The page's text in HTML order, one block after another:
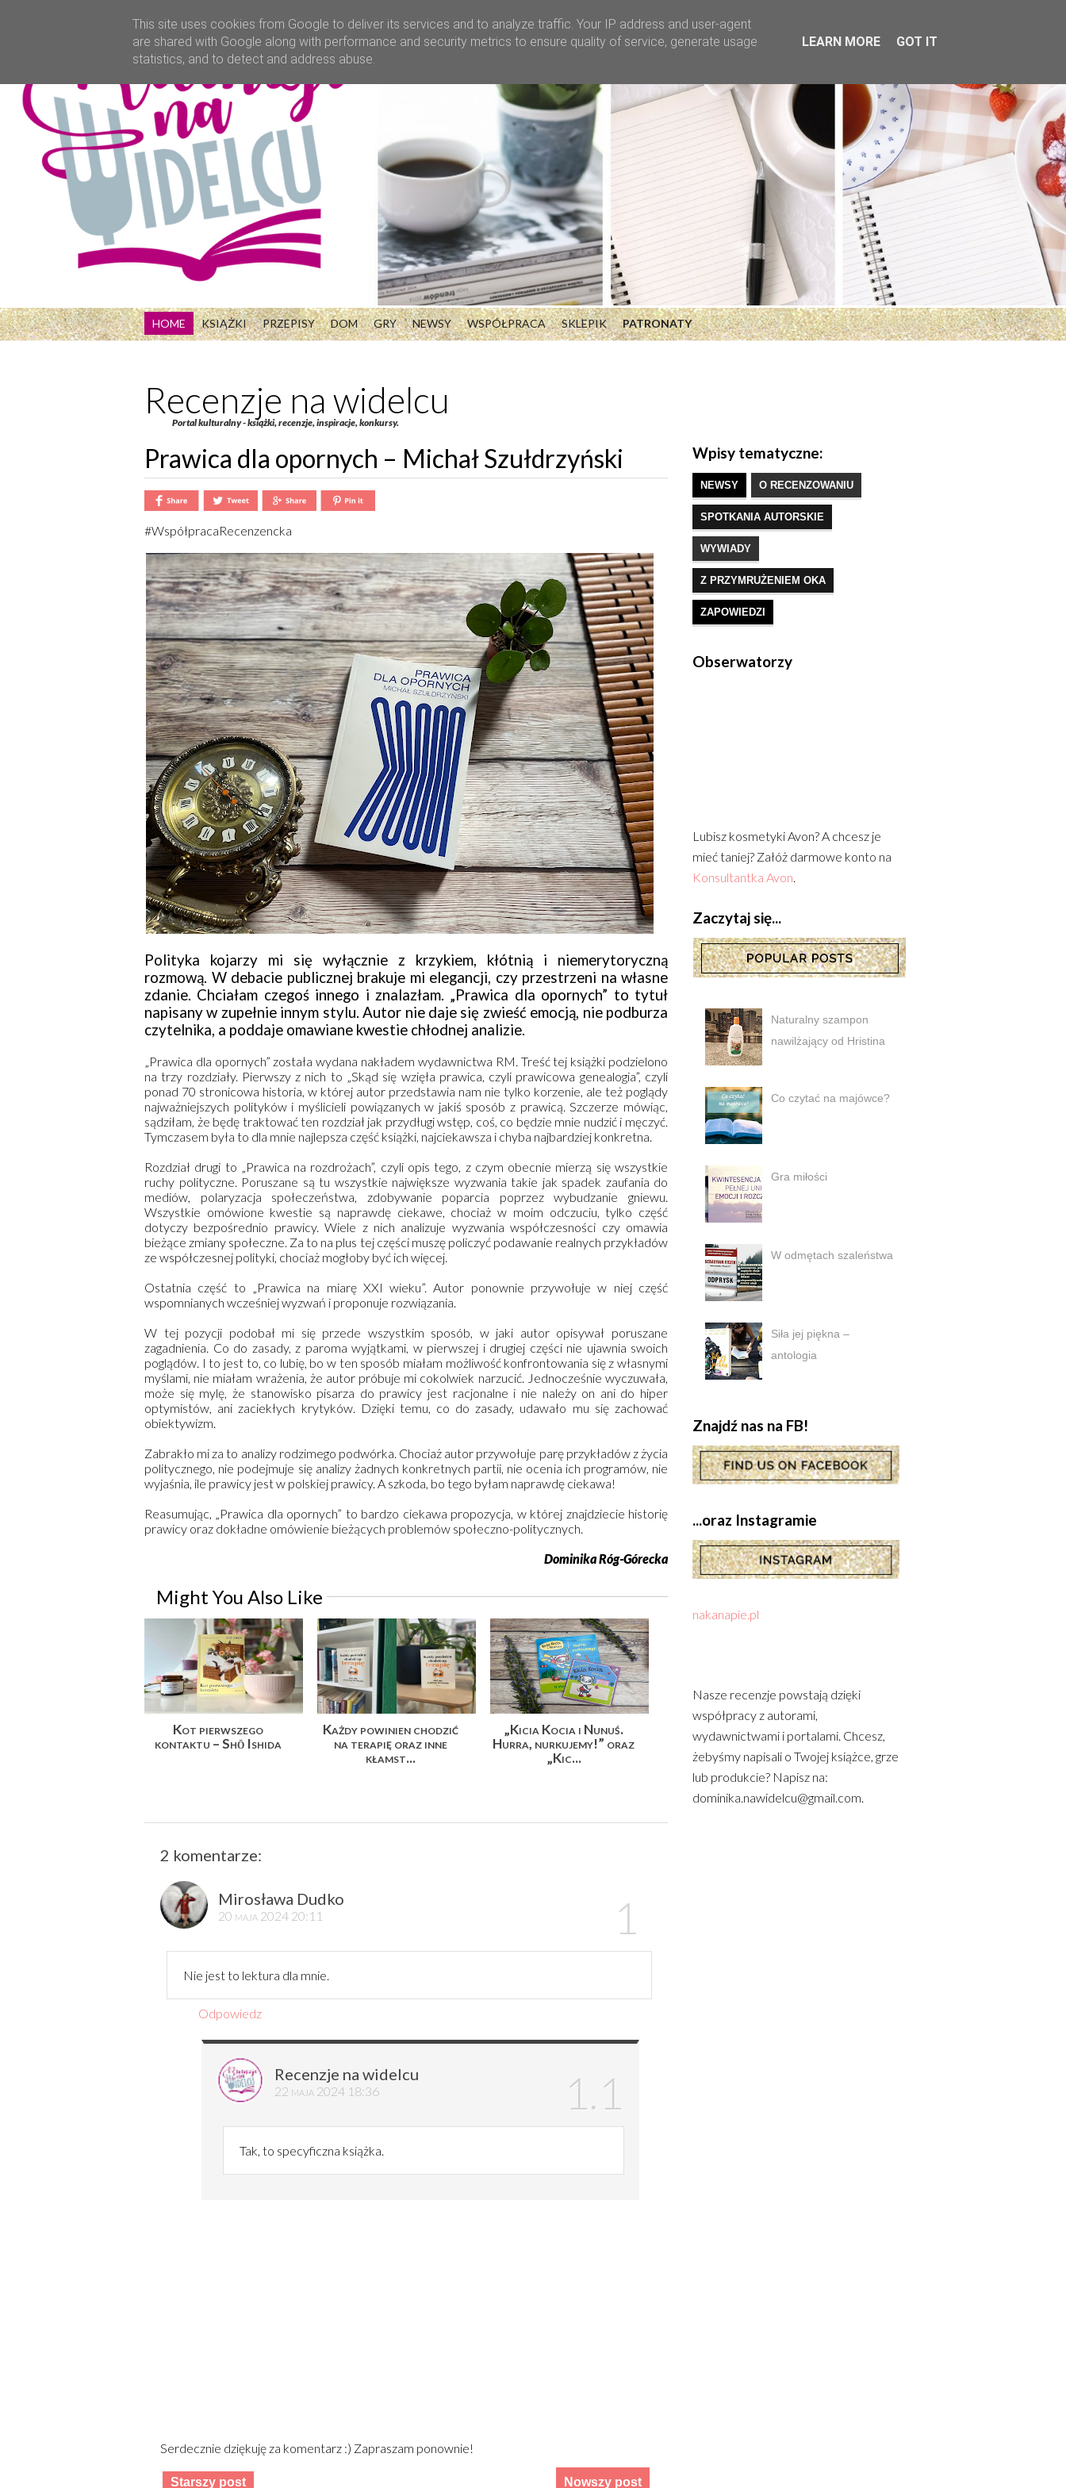
HOME KSIĄŻKI PRZEPISY DOM GRY NEWSY WSPÓŁPRACA SKLEPIK PATRONATY
Recenzje na widelcu
Portal kulturalny - książki, recenzje, inspiracje, konkursy.
Prawica dla opornych – Michał Szułdrzyński
#WspółpracaRecenzencka
Polityka kojarzy mi się wyłącznie z krzykiem, kłótnią i niemerytoryczną
rozmową. W debacie publicznej brakuje mi elegancji, czy przestrzeni na własne
zdanie. Chciałam czegoś innego i znalazłam. „Prawica dla opornych” to tytuł
napisany w zupełnie innym stylu. Autor nie daje się zwieść emocją, nie podburza
czytelnika, a poddaje omawiane kwestie chłodnej analizie.
„Prawica dla opornych” została wydana nakładem wydawnictwa RM. Treść tej książki podzielono
na trzy rozdziały. Pierwszy z nich to „Skąd się wzięła prawica, czyli prawicowa genealogia”, czyli
ponad 70 stronicowa historia, w której autor przedstawia nam nie tylko korzenie, ale też poglądy
najważniejszych polityków i myślicieli powiązanych w jakiś sposób z prawicą. Szczerze mówiąc,
sądziłam, że będę traktować ten rozdział jak przydługi wstęp, coś, co będzie mnie nudzić i męczyć.
Tymczasem była to dla mnie najlepsza część książki, najciekawsza i chyba najbardziej konkretna.
Rozdział drugi to „Prawica na rozdrożach”, czyli opis tego, z czym obecnie mierzą się wszystkie
ruchy polityczne. Poruszane są tu wszystkie największe wyzwania takie jak spadek zaufania do
mediów, polaryzacja społeczeństwa, zdobywanie poparcia poprzez wybudzanie gniewu.
Wszystkie omówione kwestie są naprawdę ciekawe, chociaż w moim odczuciu, tylko część
dotyczy bezpośrednio prawicy. Wiele z nich analizuje wyzwania współczesności czy omawia
bieżące zmiany społeczne. Za to na plus tej części muszę policzyć podawanie realnych przykładów
ze współczesnej polityki, chociaż mogłoby być ich więcej.
Ostatnia część to „Prawica na miarę XXI wieku”. Autor ponownie przywołuje w niej część
wspomnianych wcześniej wyzwań i proponuje rozwiązania.
W tej pozycji podobał mi się przede wszystkim sposób, w jaki autor opisywał poruszane
zagadnienia. Co do zasady, z paroma wyjątkami, w pierwszej i drugiej części nie ujawnia swoich
poglądów. I to jest to, co lubię, bo w ten sposób miałam możliwość konfrontowania się z własnymi
myślami, nie miałam wrażenia, że autor próbuje mi cokolwiek narzucić. Jednocześnie wyczuwała,
może się mylę, że stanowisko pisarza do prawicy jest racjonalne i nie należy on ani do hiper
optymistów, ani zaciekłych krytyków. Dzięki temu, co do zasady, udawało mu się zachować
obiektywizm.
Zabrakło mi za to analizy rodzimego podwórka. Chociaż autor przywołuje parę przykładów z życia
politycznego, nie podejmuje się analizy żadnych konkretnych partii, nie ocenia ich programów, nie
wyjaśnia, ile prawicy jest w polskiej prawicy. A szkoda, bo tego byłam naprawdę ciekawa!
Reasumując, „Prawica dla opornych” to bardzo ciekawa propozycja, w której znajdziecie historię
prawicy oraz dokładne omówienie bieżących problemów społeczno-politycznych.
Dominika Róg-Górecka
Might You Also Like
Kot pierwszego
kontaktu – Shō Ishida
Każdy powinien chodzić
na terapię oraz inne
kłamst...
„Kicia Kocia i Nunuś.
Hurra, nurkujemy!” oraz
„Kic...
2 komentarze:
Mirosława Dudko
20 maja 2024 20:11
Nie jest to lektura dla mnie.
Odpowiedz
Recenzje na widelcu
22 maja 2024 18:36
Tak, to specyficzna książka.
Serdecznie dziękuję za komentarz :) Zapraszam ponownie!
Nowszy post
Starszy post
Wpisy tematyczne:
NEWSY O RECENZOWANIU
SPOTKANIA AUTORSKIE
WYWIADY
Z PRZYMRUŻENIEM OKA
ZAPOWIEDZI
Obserwatorzy
Lubisz kosmetyki Avon? A chcesz je
mieć taniej? Załóż darmowe konto na
Konsultantka Avon.
Zaczytaj się...
Naturalny szampon
nawilżający od Hristina
Co czytać na majówce?
Gra miłości
W odmętach szaleństwa
Siła jej piękna –
antologia
Znajdź nas na FB!
...oraz Instagramie
nakanapie.pl
Nasze recenzje powstają dzięki
współpracy z autorami,
wydawnictwami i portalami. Chcesz,
żebyśmy napisali o Twojej książce, grze
lub produkcie? Napisz na:
dominika.nawidelcu@gmail.com.
This site uses cookies from Google to deliver its services and to analyze traffic. Your IP address and user-agent
are shared with Google along with performance and security metrics to ensure quality of service, generate usage
statistics, and to detect and address abuse.
LEARN MORE GOT IT